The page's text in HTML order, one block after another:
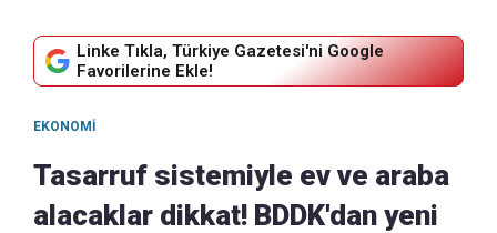
Linke Tıkla, Türkiye Gazetesi'ni Google
Favorilerine Ekle!
EKONOMI
Tasarruf sistemiyle ev ve araba
alacaklar dikkat! BDDK'dan yeni